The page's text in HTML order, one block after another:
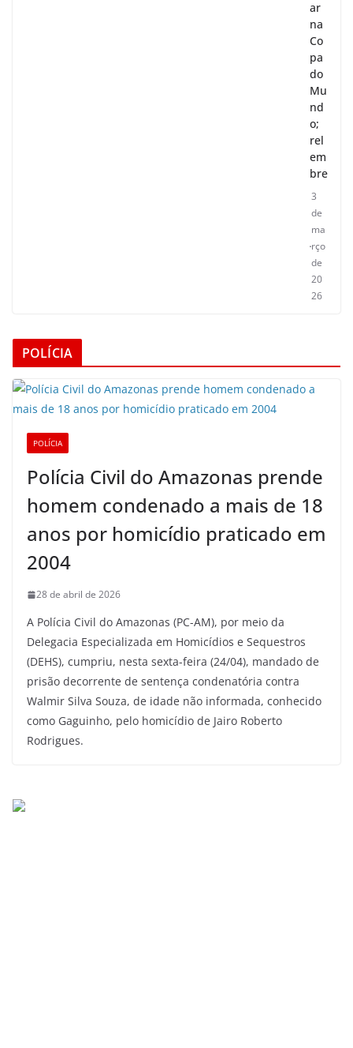
ar
na
Co
pa
do
Mu
nd
o;
rel
em
bre
3
de
ma
rço
de
20
26
POLÍCIA
POLÍCIA
Polícia Civil do Amazonas prende
homem condenado a mais de 18
anos por homicídio praticado em
2004
28 de abril de 2026
A Polícia Civil do Amazonas (PC-AM), por meio da
Delegacia Especializada em Homicídios e Sequestros
(DEHS), cumpriu, nesta sexta-feira (24/04), mandado de
prisão decorrente de sentença condenatória contra
Walmir Silva Souza, de idade não informada, conhecido
como Gaguinho, pelo homicídio de Jairo Roberto
Rodrigues.